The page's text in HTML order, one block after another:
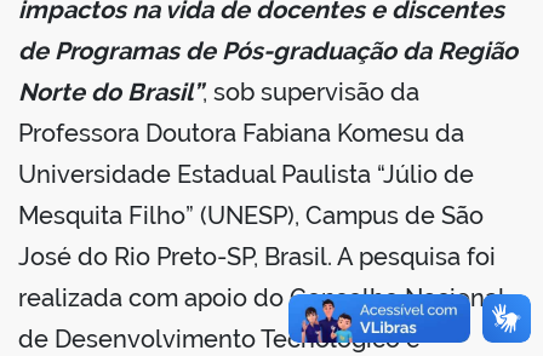
portal
impactos na vida de docentes e discentes
de Programas de Pós-graduação da Região
Norte do Brasil”, sob supervisão da
Professora Doutora Fabiana Komesu da
Universidade Estadual Paulista “Júlio de
Mesquita Filho” (UNESP), Campus de São
José do Rio Preto-SP, Brasil. A pesquisa foi
realizada com apoio do Conselho Nacional
de Desenvolvimento Tecnológico e